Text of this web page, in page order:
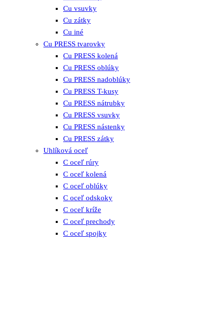
Cu vsuvky
Cu zátky
Cu iné
Cu PRESS tvarovky
Cu PRESS kolená
Cu PRESS oblúky
Cu PRESS nadoblúky
Cu PRESS T-kusy
Cu PRESS nátrubky
Cu PRESS vsuvky
Cu PRESS nástenky
Cu PRESS zátky
Uhlíková oceľ
C oceľ rúry
C oceľ kolená
C oceľ oblúky
C oceľ odskoky
C oceľ kríže
C oceľ prechody
C oceľ spojky